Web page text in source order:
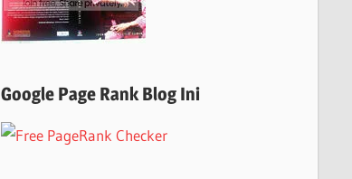
Google Page Rank Blog Ini